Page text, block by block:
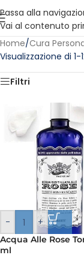
Passa alla
Vai al contenuto
Vuoi
Home/Cura
Visualizzazione di
Filtri
- +
Acqua Alle Rose
ml